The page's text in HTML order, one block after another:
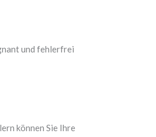
und fehlerfrei
können Sie Ihre